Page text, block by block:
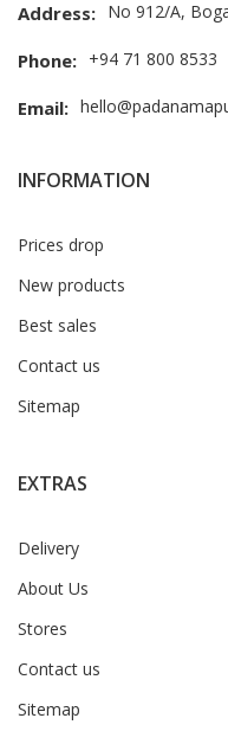
Address: No 912/A,
Phone: +94 71 800 8533
Email:
INFORMATION
Prices drop
New products
Best sales
Contact us
Sitemap
EXTRAS
Delivery
About Us
Stores
Contact us
Sitemap